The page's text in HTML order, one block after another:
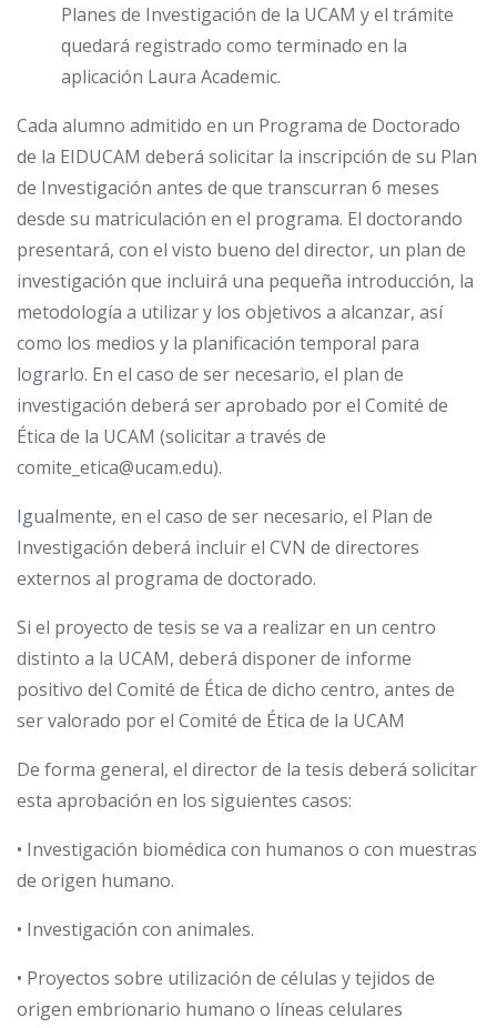
Planes de Investigación de la UCAM y el trámite
quedará registrado como terminado en la
aplicación Laura Academic.
Cada alumno admitido en un Programa de Doctorado
de la EIDUCAM deberá solicitar la inscripción de su Plan
de Investigación antes de que transcurran 6 meses
desde su matriculación en el programa. El doctorando
presentará, con el visto bueno del director, un plan de
investigación que incluirá una pequeña introducción, la
metodología a utilizar y los objetivos a alcanzar, así
como los medios y la planificación temporal para
lograrlo. En el caso de ser necesario, el plan de
investigación deberá ser aprobado por el Comité de
Ética de la UCAM (solicitar a través de
comite_etica@ucam.edu).
Igualmente, en el caso de ser necesario, el Plan de
Investigación deberá incluir el CVN de directores
externos al programa de doctorado.
Si el proyecto de tesis se va a realizar en un centro
distinto a la UCAM, deberá disponer de informe
positivo del Comité de Ética de dicho centro, antes de
ser valorado por el Comité de Ética de la UCAM
De forma general, el director de la tesis deberá solicitar
esta aprobación en los siguientes casos:
• Investigación biomédica con humanos o con muestras
de origen humano.
• Investigación con animales.
• Proyectos sobre utilización de células y tejidos de
origen embrionario humano o líneas celulares